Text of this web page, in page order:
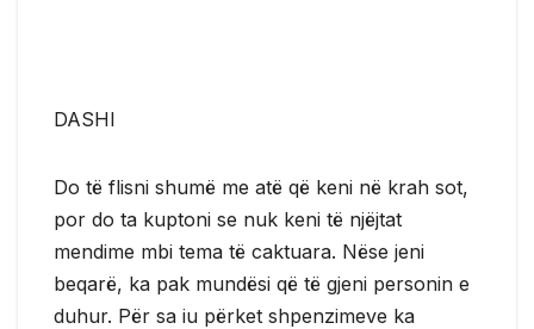
DASHI
Do të flisni shumë me atë që keni në krah sot,
por do ta kuptoni se nuk keni të njëjtat
mendime mbi tema të caktuara. Nëse jeni
beqarë, ka pak mundësi që të gjeni personin e
duhur. Për sa iu përket shpenzimeve ka